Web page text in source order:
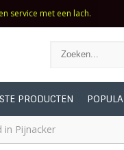
service met een lach.
PRODUCTEN
in Pijnacker